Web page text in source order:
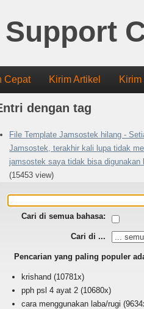
Cepat Kirim Artikel
dengan tag
File Template Jamsostek hilang -
Jamsostek, terakhir kali lupa tidak
jamsostek saya tidak bisa digunakan
(15453 view)
Cari di semua bahasa:
Cari di ...
Pencarian yang paling populer
krishand (10781x)
pph psl 4 ayat 2 (10680x)
cara menggunakan laba/rugi